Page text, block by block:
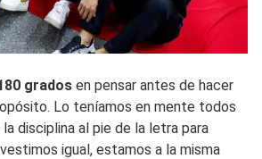
grados en pensar antes de hacer
Lo teníamos en mente todos
disciplina al pie de la letra para
igual, estamos a la misma